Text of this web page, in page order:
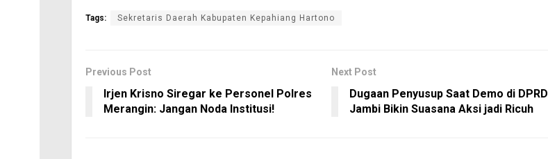
Tags: Sekretaris Daerah Kabupaten Kepahiang Hartono
Previous Post
Irjen Krisno Siregar ke Personel Polres
Merangin: Jangan Noda Institusi!
Next Post
Dugaan Penyusup Saat Demo di DPRD
Jambi Bikin Suasana Aksi jadi Ricuh